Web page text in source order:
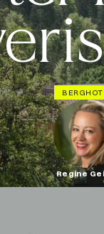
Regine